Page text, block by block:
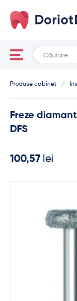
Caută
după:
When
Produse cabinet /
Freze
DFS
100,57 lei